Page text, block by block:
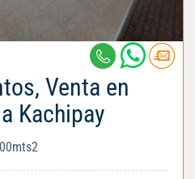
Venta en
Kachipay